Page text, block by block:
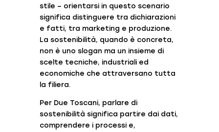
stile – orientarsi in questo scenario
significa distinguere tra dichiarazioni
e fatti, tra marketing e produzione.
La sostenibilità, quando è concreta,
non è uno slogan ma un insieme di
scelte tecniche, industriali ed
economiche che attraversano tutta
la filiera.
Per Due Toscani, parlare di
sostenibilità significa partire dai dati,
comprendere i processi e,